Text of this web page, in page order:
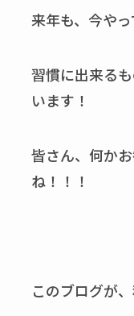
来年も、今や
習慣に出来る
います！
皆さん、何か
ね！！！
このブログが